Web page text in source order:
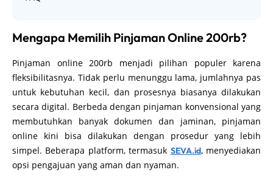
Mengapa Memilih Pinjaman Online 200rb?
Pinjaman online 200rb menjadi pilihan populer karena
fleksibilitasnya. Tidak perlu menunggu lama, jumlahnya pas
untuk kebutuhan kecil, dan prosesnya biasanya dilakukan
secara digital. Berbeda dengan pinjaman konvensional yang
membutuhkan banyak dokumen dan jaminan, pinjaman
online kini bisa dilakukan dengan prosedur yang lebih
simpel. Beberapa platform, termasuk SEVA.id, menyediakan
opsi pengajuan yang aman dan nyaman.